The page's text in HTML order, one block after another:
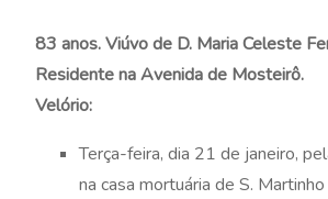
83 anos. Viúvo de D. Maria Celeste
Residente na Avenida de Mosteirô.
Velório:
Terça-feira, dia 21 de janeiro,
na casa mortuária de S.